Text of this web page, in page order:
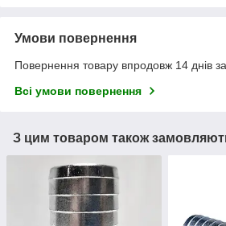
Умови повернення
Повернення товару впродовж 14 днів
Всі умови повернення
З цим товаром також